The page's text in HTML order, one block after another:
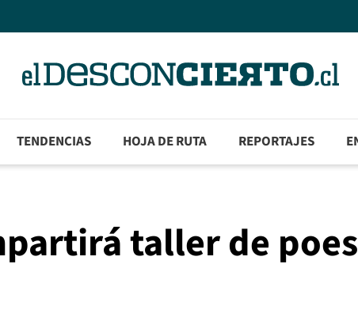
TENDENCIAS HOJA DE RUTA REPORTAJES
taller de